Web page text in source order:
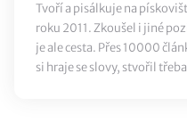
Tvoří a pisálkuje na
roku 2011. Zkoušel i jiné
je ale cesta. Přes 10000
si hraje se slovy, stvořil